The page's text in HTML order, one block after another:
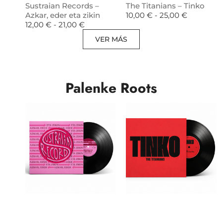
Sustraian Records –
Azkar, eder eta zikin
12,00 € - 21,00 €
The Titanians – Tinko
10,00 € - 25,00 €
VER MÁS
Palenke Roots